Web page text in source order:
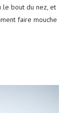
le bout du nez, et
faire mouche